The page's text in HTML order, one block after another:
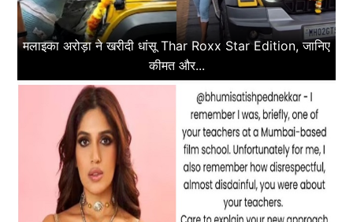
मलाइका अरोड़ा ने खरीदी धांसू Thar Roxx Star Edition, जानिए
कीमत और...